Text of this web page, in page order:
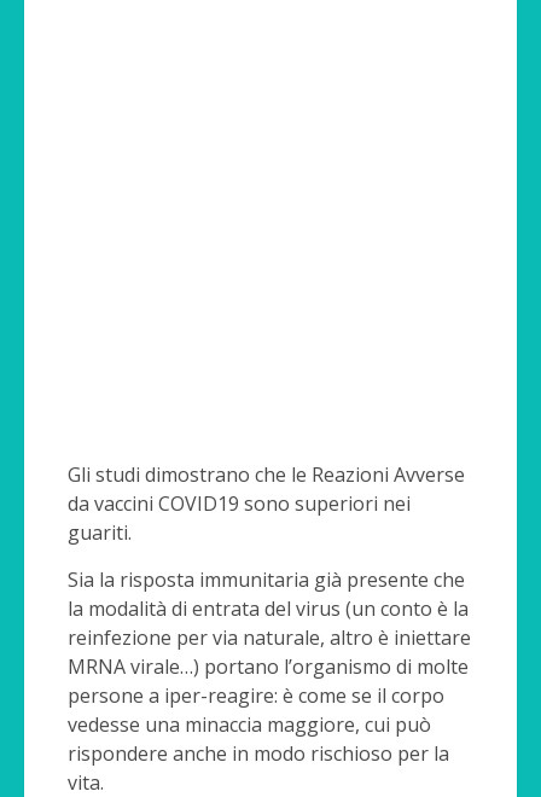
Gli studi dimostrano che le Reazioni Avverse
da vaccini COVID19 sono superiori nei
guariti.
Sia la risposta immunitaria già presente che
la modalità di entrata del virus (un conto è la
reinfezione per via naturale, altro è iniettare
MRNA virale…) portano l’organismo di molte
persone a iper-reagire: è come se il corpo
vedesse una minaccia maggiore, cui può
rispondere anche in modo rischioso per la
vita.